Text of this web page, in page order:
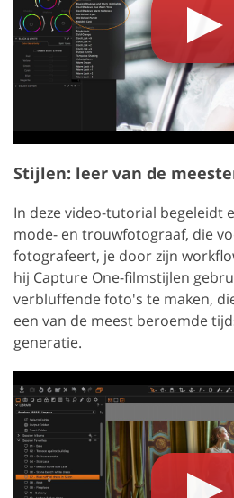
Stijlen: leer van de
In deze video-tutorial begeleidt
mode- en trouwfotograaf, die
fotografeert, je door zijn
hij Capture One-filmstijlen
verbluffende foto's te maken,
een van de meest beroemde
generatie.